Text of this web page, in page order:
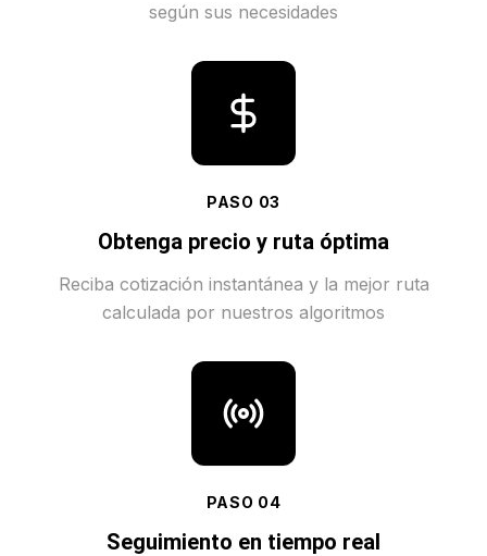
según sus necesidades
PASO 03
Obtenga precio y ruta óptima
Reciba cotización instantánea y la mejor ruta
calculada por nuestros algoritmos
PASO 04
Seguimiento en tiempo real